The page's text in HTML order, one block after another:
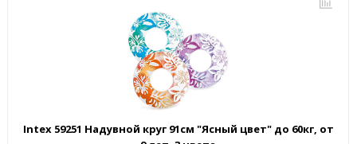
Intex 59251 Надувной круг 91см "Ясный цвет" до 60кг, от